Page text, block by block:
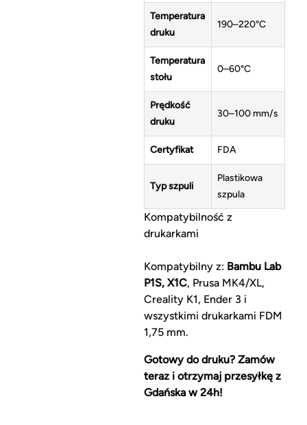
Temperatura
druku
190–220°C
Temperatura
stołu
0–60°C
Prędkość
druku
30–100 mm/s
Certyfikat FDA
Typ szpuli
Plastikowa
szpula
Kompatybilność z
drukarkami
Kompatybilny z: Bambu Lab
P1S, X1C, Prusa MK4/XL,
Creality K1, Ender 3 i
wszystkimi drukarkami FDM
1,75 mm.
Gotowy do druku? Zamów
teraz i otrzymaj przesyłkę z
Gdańska w 24h!